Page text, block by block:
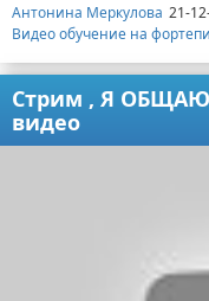
Антонина Меркулова 21-
Видео обучение на
Стрим , Я
видео